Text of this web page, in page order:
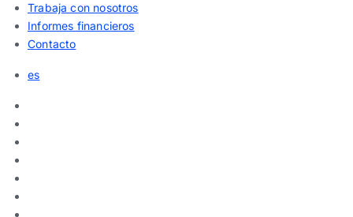
Trabaja con nosotros
Informes financieros
Contacto
es